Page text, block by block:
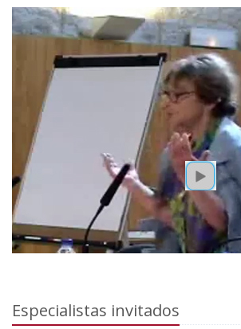
Especialistas invitados